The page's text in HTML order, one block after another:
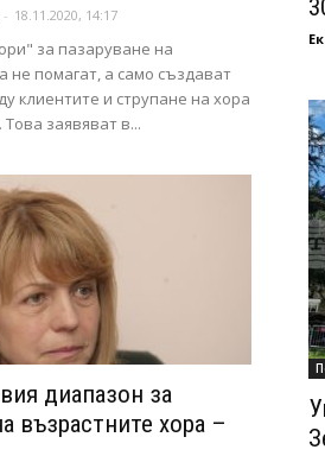
- 18.11.2020, 14:17
за пазаруване на
не помагат, а само създават
клиентите и струпане на хора
заявяват в...
диапазон за
възрастните хора –